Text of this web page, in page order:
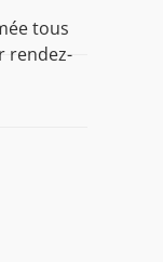
tous
rendez-